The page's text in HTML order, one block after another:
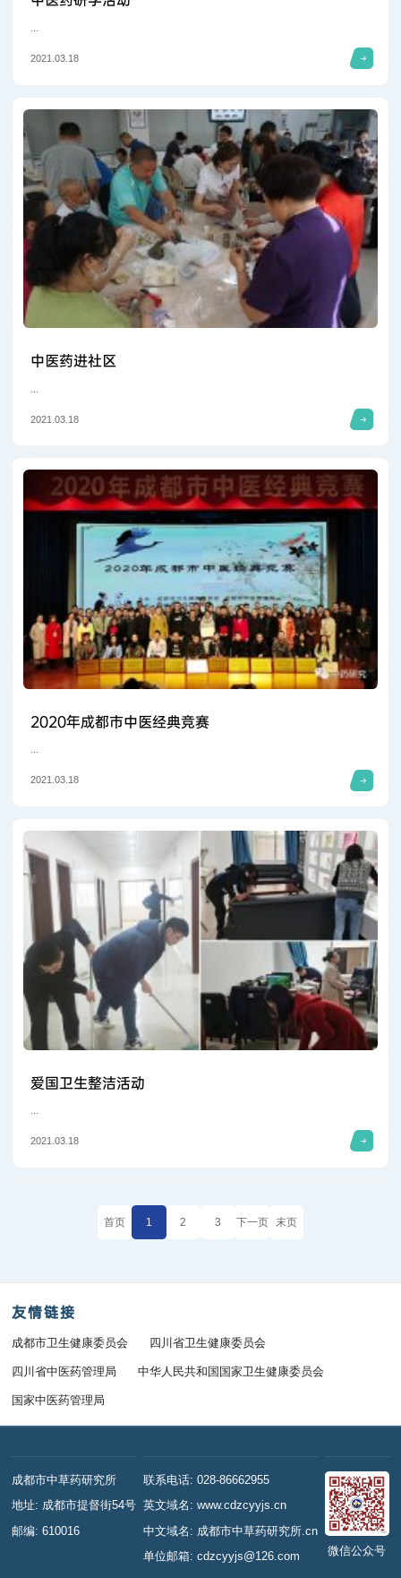
...
2021.03.18
中医药进社区
2021.03.18
2020年成都市中医经典竞赛
...
2021.03.18
爱国卫生整洁活动
...
2021.03.18
首页 1 2 3 下一页 末页
友情链接
成都市卫生健康委员会 四川省卫生健康委员会
四川省中医药管理局 中华人民共和国国家卫生健康委员会
国家中医药管理局
成都市中草药研究所
地址: 成都市提督街54号
邮编: 610016
联系电话: 028-86662955
英文域名: www.cdzcyyjs.cn
中文域名: 成都市中草药研究所.cn
单位邮箱: cdzcyyjs@126.com
微信公众号